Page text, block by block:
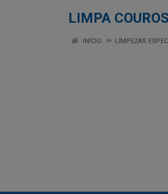
LIMPA COUROS
INÍCIO LIMPEZAS